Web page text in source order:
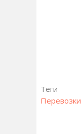
Теги
Перевозки